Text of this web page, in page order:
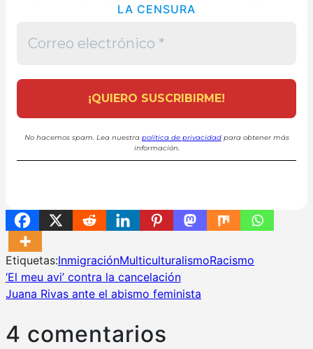
LA CENSURA
No hacemos spam. Lea nuestra política de privacidadpara obtener más
información.
Etiquetas:InmigraciónMulticulturalismoRacismo
Navegación
de
entradas
‘El meu avi’ contra la cancelación
Juana Rivas ante el abismo feminista
4 comentarios